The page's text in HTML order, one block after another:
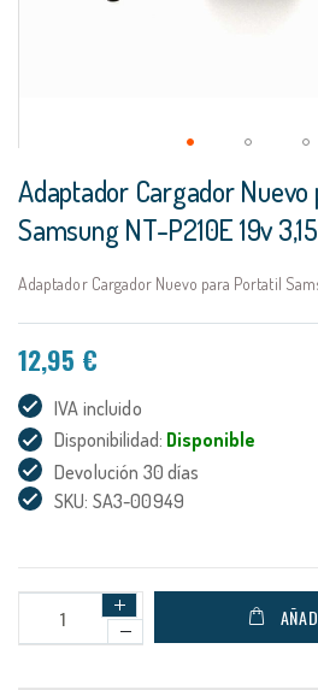
al
comienzo
de
galería
Adaptador Cargador
Samsung NT-P210E 19v
Adaptador Cargador Nuevo para Portatil
12,95 €
IVA incluido
Disponibilidad: Disponible
Devolución 30 días
SKU: SA3-00949